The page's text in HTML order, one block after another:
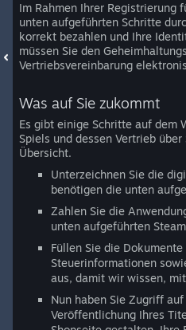
Im Rahmen Ihrer Registrierung
unten aufgeführten Schritte
korrekt bezahlen und Ihre
müssen Sie den
Vertriebsvereinbarung
Was auf Sie zukommt
Es gibt einige Schritte auf dem
Spiels und dessen Vertrieb
Übersicht.
Unterzeichnen Sie die
benötigen die unten
Zahlen Sie die
unten aufgeführten
Füllen Sie die
Steuerinformationen
aus, damit wir wissen,
Nun haben Sie Zugriff
Veröffentlichung Ihres